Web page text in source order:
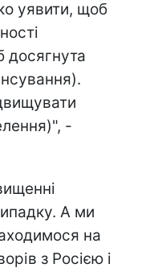
уявити, щоб
досягнута
-
А ми
на
з Росією і